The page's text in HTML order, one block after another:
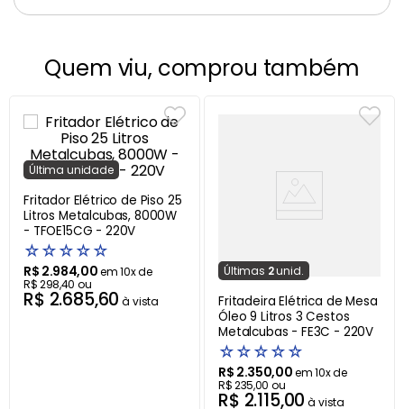
Quem viu, comprou também
Última unidade
Fritador Elétrico de Piso 25
Litros Metalcubas, 8000W
- TFOE15CG - 220V
☆☆☆☆☆
R$ 2.984,00em10x de
R$298,40 ou
R$ 2.685,60 à vista
Últimas 2unid.
Fritadeira Elétrica de Mesa
Óleo 9 Litros 3 Cestos
Metalcubas - FE3C - 220V
☆☆☆☆☆
R$ 2.350,00em10x de
R$235,00 ou
R$ 2.115,00 à vista